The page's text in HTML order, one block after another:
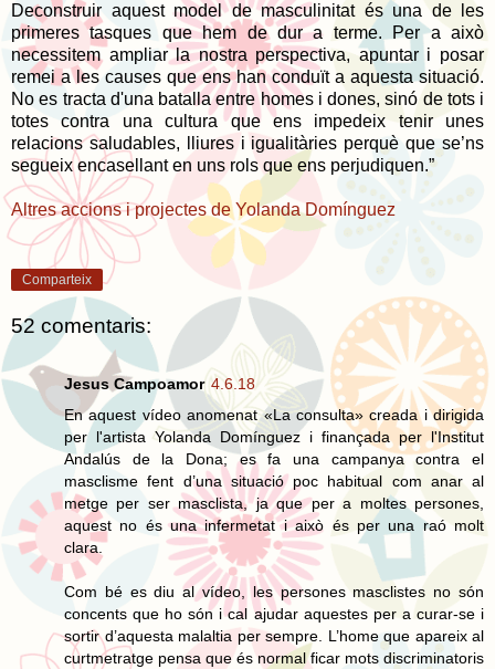
Deconstruir aquest model de masculinitat és una de les
primeres tasques que hem de dur a terme. Per a això
necessitem ampliar la nostra perspectiva, apuntar i posar
remei a les causes que ens han conduït a aquesta situació.
No es tracta d'una batalla entre homes i dones, sinó de tots i
totes contra una cultura que ens impedeix tenir unes
relacions saludables, lliures i igualitàries perquè que se’ns
segueix encasellant en uns rols que ens perjudiquen.”
Altres accions i projectes de Yolanda Domínguez
Comparteix
52 comentaris:
Jesus Campoamor 4.6.18
En aquest vídeo anomenat «La consulta» creada i dirigida
per l'artista Yolanda Domínguez i finançada per l'Institut
Andalús de la Dona; es fa una campanya contra el
masclisme fent d’una situació poc habitual com anar al
metge per ser masclista, ja que per a moltes persones,
aquest no és una infermetat i això és per una raó molt
clara.
Com bé es diu al vídeo, les persones masclistes no són
concents que ho són i cal ajudar aquestes per a curar-se i
sortir d’aquesta malaltia per sempre. L’home que apareix al
curtmetratge pensa que és normal ficar mots discriminatoris